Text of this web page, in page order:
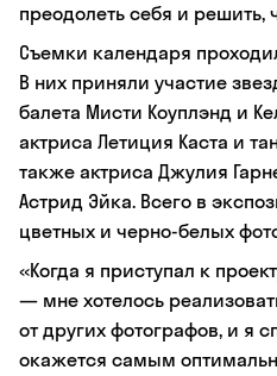
преодолеть себя и решить,
Съемки календаря
В них приняли участие
балета Мисти Коуплэнд и
актриса Летиция Каста и
также актриса Джулия
Астрид Эйка. Всего в
цветных и черно-белых
«Когда я приступал к
— мне хотелось
от других фотографов, и я
окажется самым